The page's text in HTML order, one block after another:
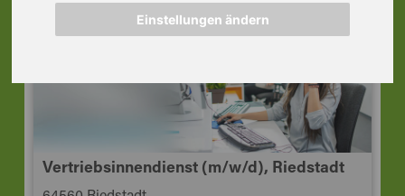
Einstellungen ändern
Vertriebsinnendienst (m/w/d), Riedstadt